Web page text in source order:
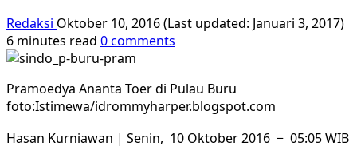
Redaksi Oktober 10, 2016 (Last updated: Januari 3, 2017)
6 minutes read 0 comments
Pramoedya Ananta Toer di Pulau Buru
foto:Istimewa/idrommyharper.blogspot.com
Hasan Kurniawan | Senin, 10 Oktober 2016 − 05:05 WIB